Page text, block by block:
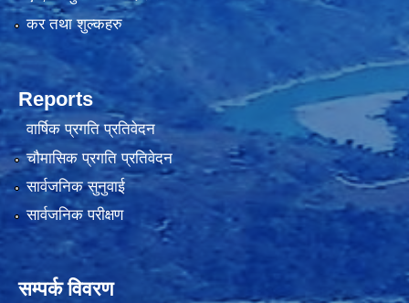
कर तथा शुल्कहरु
Reports
वार्षिक प्रगति प्रतिवेदन
चौमासिक प्रगति प्रतिवेदन
सार्वजनिक सुनुवाई
सार्वजनिक परीक्षण
सम्पर्क विवरण